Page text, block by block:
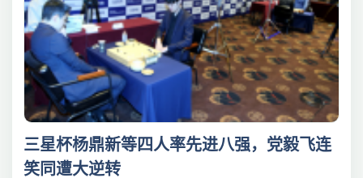
三星杯杨鼎新等四人率先进八强，党毅飞连
笑同遭大逆转